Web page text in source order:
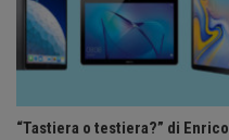
“Tastiera o testiera?” di Enrico